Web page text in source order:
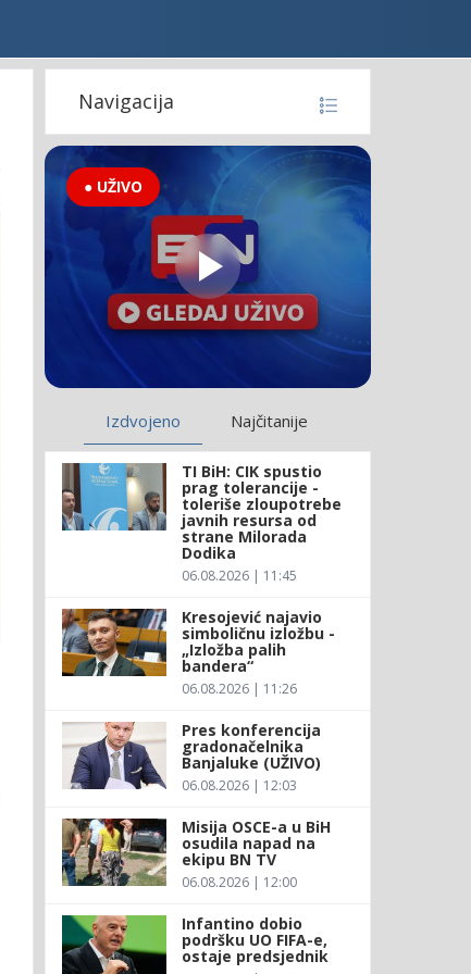
Navigacija
● UŽIVO
Izdvojeno Najčitanije
TI BiH: CIK spustio
prag tolerancije -
toleriše zloupotrebe
javnih resursa od
strane Milorada
Dodika
06.08.2026 | 11:45
Kresojević najavio
simboličnu izložbu -
„Izložba palih
bandera“
06.08.2026 | 11:26
Pres konferencija
gradonačelnika
Banjaluke (UŽIVO)
06.08.2026 | 12:03
Misija OSCE-a u BiH
osudila napad na
ekipu BN TV
06.08.2026 | 12:00
Infantino dobio
podršku UO FIFA-e,
ostaje predsjednik